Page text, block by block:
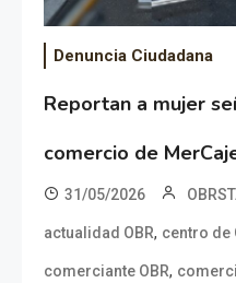
Denuncia Ciudadana
Reportan a mujer
comercio de
31/05/2026
actualidad OBR, centro de
comerciante OBR,